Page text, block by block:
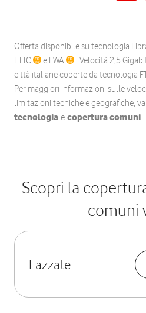
Offerta disponibile su tecnologia
FTTC
e FWA
. Velocità 2,5
città italiane coperte da tecnologia
Per maggiori informazioni sulle
limitazioni tecniche e geografiche,
tecnologia e copertura comuni.
Scopri la
comuni
Lazzate